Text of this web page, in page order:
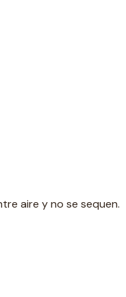
aire y no se sequen.